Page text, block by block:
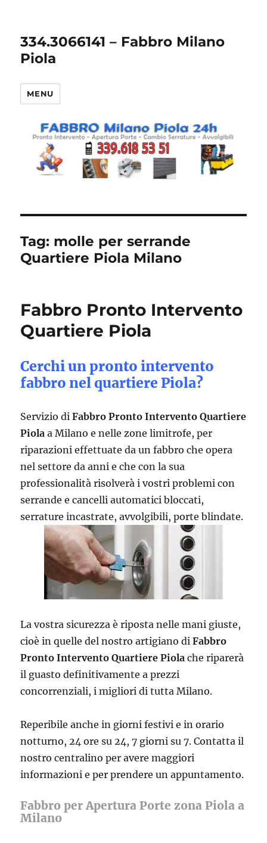
334.3066141 – Fabbro Milano
Piola
MENU
Tag: molle per serrande
Quartiere Piola Milano
Fabbro Pronto Intervento
Quartiere Piola
Cerchi un pronto intervento
fabbro nel quartiere Piola?
Servizio diFabbro Pronto Intervento Quartiere
Piola a Milano e nelle zone limitrofe, per
riparazioni effettuate da un fabbro che opera
nel settore da anni e che con la sua
professionalità risolverà i vostri problemi con
serrande e cancelli automatici bloccati,
serrature incastrate, avvolgibili, porte blindate.
La vostra sicurezza è riposta nelle mani giuste,
cioè in quelle del nostro artigiano diFabbro
Pronto Intervento Quartiere Piola che riparerà
il guasto definitivamente a prezzi
concorrenziali, i migliori di tutta Milano.
Reperibile anche in giorni festivi e in orario
notturno, 24 ore su 24, 7 giorni su 7. Contatta il
nostro centralino per avere maggiori
informazioni e per prendere un appuntamento.
Fabbro per Apertura Porte zona Piola a
Milano